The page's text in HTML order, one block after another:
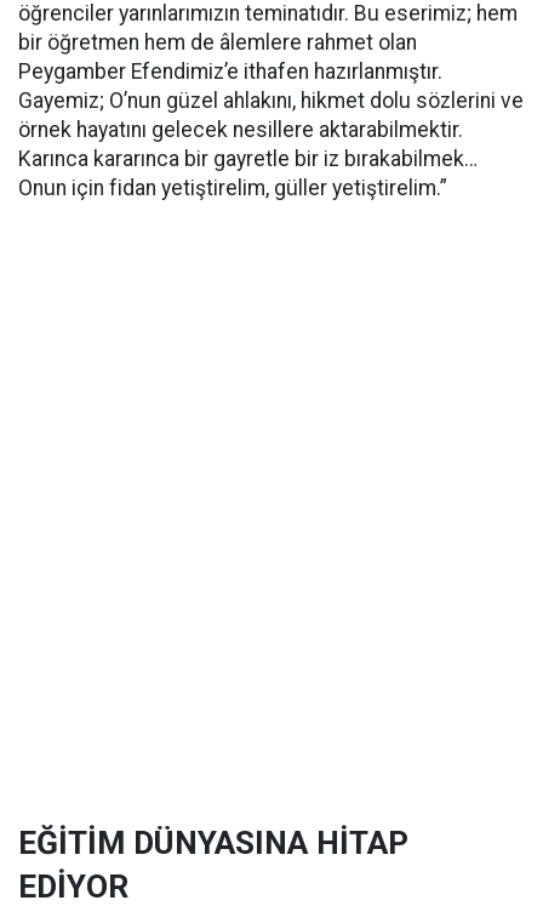
öğrenciler yarınlarımızın teminatıdır. Bu eserimiz; hem
bir öğretmen hem de âlemlere rahmet olan
Peygamber Efendimiz’e ithafen hazırlanmıştır.
Gayemiz; O’nun güzel ahlakını, hikmet dolu sözlerini ve
örnek hayatını gelecek nesillere aktarabilmektir.
Karınca kararınca bir gayretle bir iz bırakabilmek…
Onun için fidan yetiştirelim, güller yetiştirelim.”
EĞİTİM DÜNYASINA HİTAP
EDİYOR